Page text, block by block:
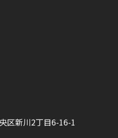
区新川2丁目6-16-1